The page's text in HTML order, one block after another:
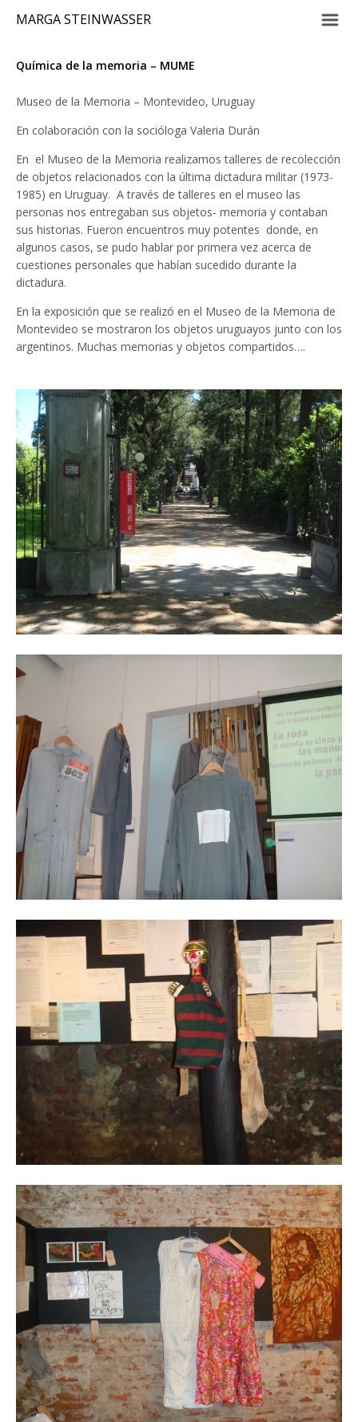
MARGA STEINWASSER m
Química de la memoria – MUME
Museo de la Memoria – Montevideo, Uruguay
En colaboración con la socióloga Valeria Durán
En el Museo de la Memoria realizamos talleres de recolección
de objetos relacionados con la última dictadura militar (1973-
1985) en Uruguay. A través de talleres en el museo las
personas nos entregaban sus objetos- memoria y contaban
sus historias. Fueron encuentros muy potentes donde, en
algunos casos, se pudo hablar por primera vez acerca de
cuestiones personales que habían sucedido durante la
dictadura.
En la exposición que se realizó en el Museo de la Memoria de
Montevideo se mostraron los objetos uruguayos junto con los
argentinos. Muchas memorias y objetos compartidos….